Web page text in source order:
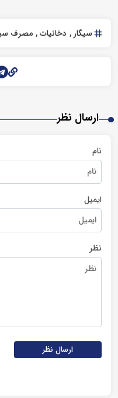
سیگار دخانیات مصرف
ارسال نظر
نام
ایمیل
نظر
ارسال نظر